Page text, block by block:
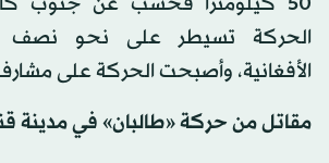
الحركة تسيطر على نحو نصف
الأفغانية، وأصبحت الحركة على
مقاتل من حركة «طالبان» في مدينة